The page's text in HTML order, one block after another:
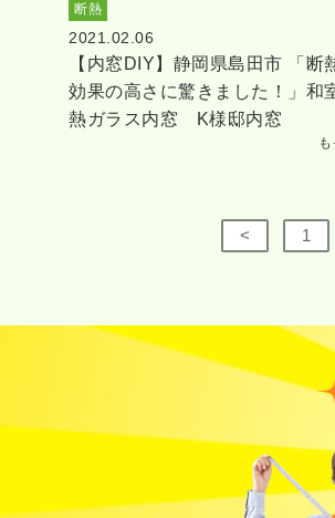
断熱
2021.02.06
【内窓DIY】静岡県島田市 「断
効果の高さに驚きました！」和
熱ガラス内窓 K様邸内窓
< 1